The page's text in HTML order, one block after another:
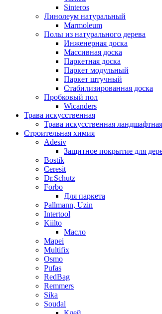
Sinteros
Линолеум натуральный
Marmoleum
Полы из натурального дерева
Инженерная доска
Массивная доска
Паркетная доска
Паркет модульный
Паркет штучный
Стабилизированная доска
Пробковый пол
Wicanders
Трава искусственная
Трава искусственная ландшафтная
Строительная химия
Adesiv
Защитное покрытие для
Bostik
Ceresit
Dr.Schutz
Forbo
Для паркета
Pallmann, Uzin
Intertool
Kiilto
Масло
Mapei
Multifix
Osmo
Pufas
RedBag
Remmers
Sika
Soudal